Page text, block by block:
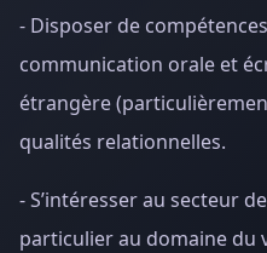
- Disposer de
communication orale et
étrangère
qualités relationnelles.
- S’intéresser au secteur
particulier au domaine du